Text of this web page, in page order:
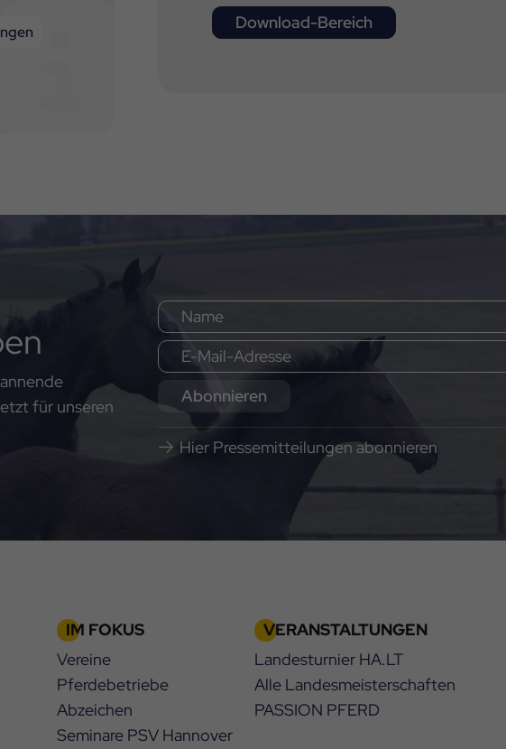
Download-Bereich
für unseren
Abonnieren
Hier Pressemitteilungen abonnieren
IM FOKUS
Vereine
Pferdebetriebe
Abzeichen
Seminare PSV Hannover
VERANSTALTUNGEN
Landesturnier HA.LT
Alle Landesmeisterschaften
PASSION PFERD